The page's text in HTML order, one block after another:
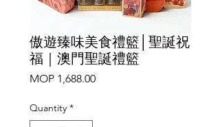
傲遊臻味美食禮籃│聖誕祝
福｜澳門聖誕禮籃
MOP 1,688.00Price
Quantity *